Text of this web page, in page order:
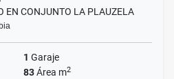
EN CONJUNTO LA PLAUZELA
1 Garaje
83Área m2